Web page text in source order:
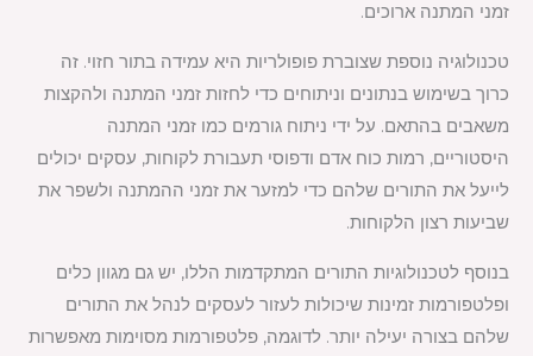
זמני המתנה ארוכים.
טכנולוגיה נוספת שצוברת פופולריות היא עמידה בתור חזוי. זה
כרוך בשימוש בנתונים וניתוחים כדי לחזות זמני המתנה ולהקצות
משאבים בהתאם. על ידי ניתוח גורמים כמו זמני המתנה
היסטוריים, רמות כוח אדם ודפוסי תעבורת לקוחות, עסקים יכולים
לייעל את התורים שלהם כדי למזער את זמני ההמתנה ולשפר את
שביעות רצון הלקוחות.
בנוסף לטכנולוגיות התורים המתקדמות הללו, יש גם מגוון כלים
ופלטפורמות זמינות שיכולות לעזור לעסקים לנהל את התורים
שלהם בצורה יעילה יותר. לדוגמה, פלטפורמות מסוימות מאפשרות